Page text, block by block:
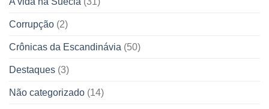
Corrupção (2)
Crônicas da Escandinávia (50)
Destaques (3)
Não categorizado (14)